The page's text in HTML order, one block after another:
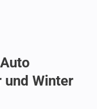
und Winter